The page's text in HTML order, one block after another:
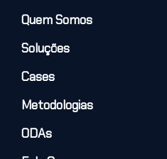
Quem Somos
Soluções
Cases
Metodologias
ODAs